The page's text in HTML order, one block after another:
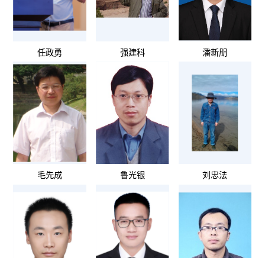
任政勇 强建科 潘新朋
毛先成 鲁光银 刘忠法